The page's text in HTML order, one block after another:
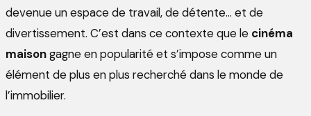
devenue un espace de travail, de détente… et de
divertissement. C’est dans ce contexte que le cinéma
maisongagne en popularité et s’impose comme un
élément de plus en plus recherché dans le monde de
l’immobilier.